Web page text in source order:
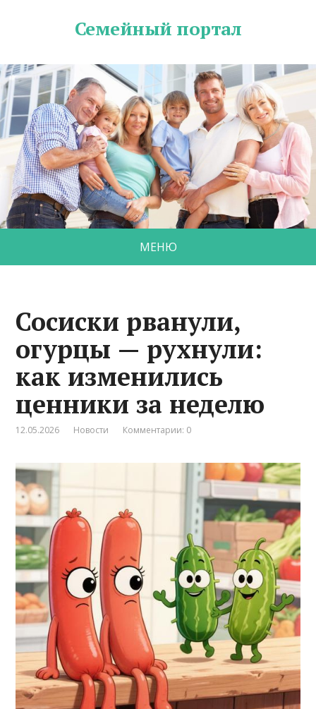
Семейный портал
МЕНЮ
Сосиски рванули,
огурцы — рухнули:
как изменились
ценники за неделю
12.05.2026 Новости Комментарии: 0